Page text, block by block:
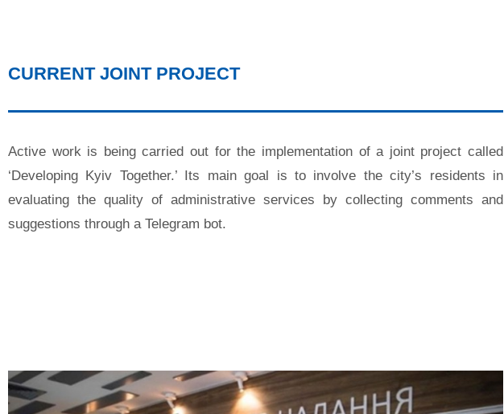
CURRENT JOINT PROJECT
Active work is being carried out for the implementation of a joint project called
‘Developing Kyiv Together.’ Its main goal is to involve the city’s residents in
evaluating the quality of administrative services by collecting comments and
suggestions through a Telegram bot.